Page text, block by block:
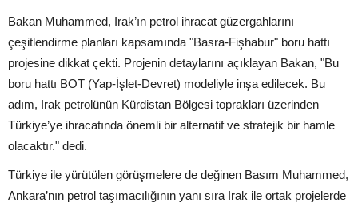
Bakan Muhammed, Irak’ın petrol ihracat güzergahlarını
çeşitlendirme planları kapsamında "Basra-Fişhabur" boru hattı
projesine dikkat çekti. Projenin detaylarını açıklayan Bakan, "Bu
boru hattı BOT (Yap-İşlet-Devret) modeliyle inşa edilecek. Bu
adım, Irak petrolünün Kürdistan Bölgesi toprakları üzerinden
Türkiye’ye ihracatında önemli bir alternatif ve stratejik bir hamle
olacaktır." dedi.
Türkiye ile yürütülen görüşmelere de değinen Basım Muhammed,
Ankara’nın petrol taşımacılığının yanı sıra Irak ile ortak projelerde